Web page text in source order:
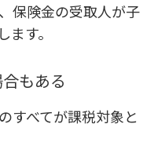
保険金の受取人が子
す。
もある
すべてが課税対象と